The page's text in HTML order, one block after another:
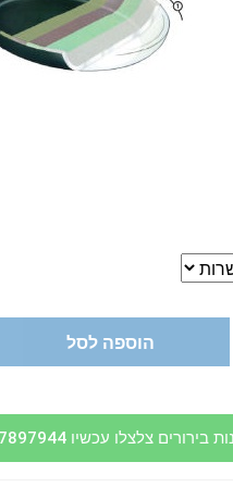
הוספה לסל
בירורים צלצלו עכשיו 09-7897944